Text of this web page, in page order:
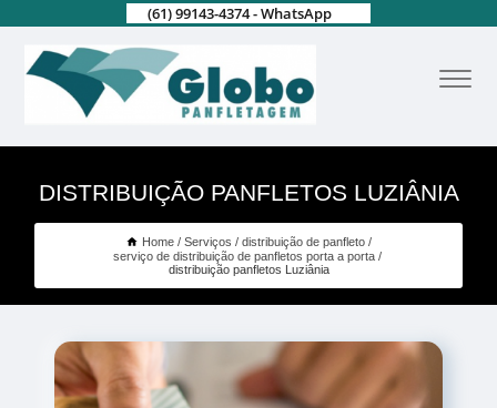
(61) 99143-4374 - WhatsApp
DISTRIBUIÇÃO PANFLETOS LUZIÂNIA
Home Serviços
distribuição de panfleto
serviço de distribuição de panfletos porta a porta
distribuição panfletos Luziânia